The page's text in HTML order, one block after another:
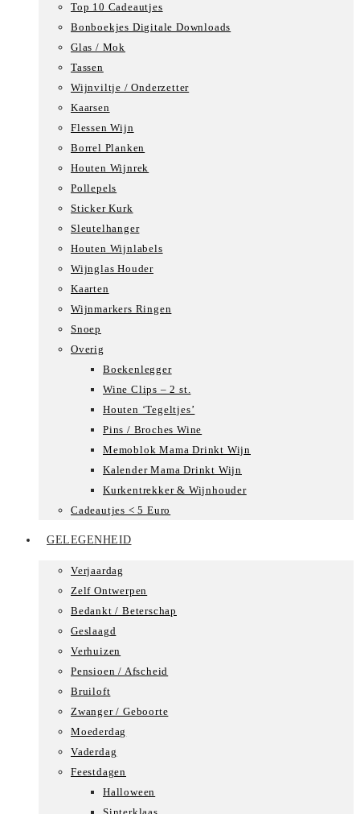
Top 10 Cadeautjes
Bonboekjes Digitale Downloads
Glas / Mok
Tassen
Wijnviltje / Onderzetter
Kaarsen
Flessen Wijn
Borrel Planken
Houten Wijnrek
Pollepels
Sticker Kurk
Sleutelhanger
Houten Wijnlabels
Wijnglas Houder
Kaarten
Wijnmarkers Ringen
Snoep
Overig
Boekenlegger
Wine Clips – 2 st.
Houten ‘Tegeltjes’
Pins / Broches Wine
Memoblok Mama Drinkt Wijn
Kalender Mama Drinkt Wijn
Kurkentrekker & Wijnhouder
Cadeautjes < 5 Euro
GELEGENHEID
Verjaardag
Zelf Ontwerpen
Bedankt / Beterschap
Geslaagd
Verhuizen
Pensioen / Afscheid
Bruiloft
Zwanger / Geboorte
Moederdag
Vaderdag
Feestdagen
Halloween